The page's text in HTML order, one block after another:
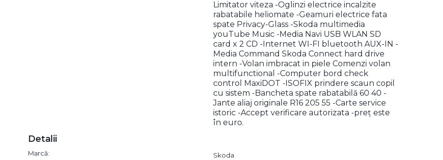
Limitator viteza -Oglinzi electrice incalzite
rabatabile heliomate -Geamuri electrice fata
spate Privacy-Glass -Skoda multimedia
youTube Music -Media Navi USB WLAN SD
card x 2 CD -Internet WI-FI bluetooth AUX-IN -
Media Command Skoda Connect hard drive
intern -Volan imbracat in piele Comenzi volan
multifunctional -Computer bord check
control MaxiDOT -ISOFIX prindere scaun copil
cu sistem -Bancheta spate rabatabilă 60 40 -
Jante aliaj originale R16 205 55 -Carte service
istoric -Accept verificare autorizata -preț este
în euro.
Detalii
Marcă:
Skoda